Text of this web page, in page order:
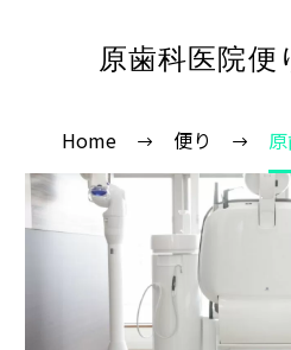
原歯科医院便
Home 便り